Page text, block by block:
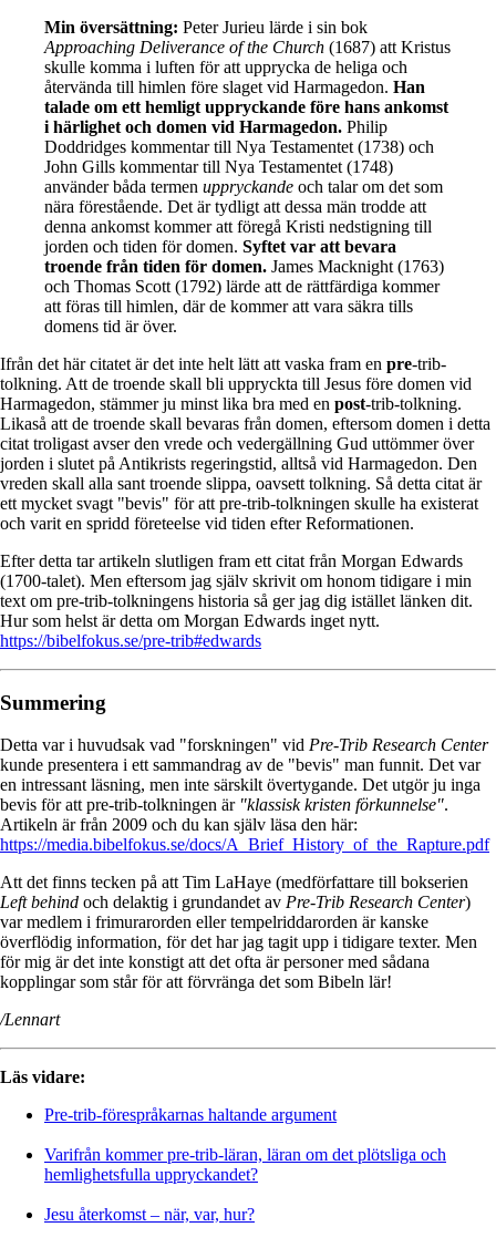
Min översättning: Peter Jurieu lärde i sin bok
Approaching Deliverance of the Church (1687) att Kristus
skulle komma i luften för att upprycka de heliga och
återvända till himlen före slaget vid Harmagedon. Han
talade om ett hemligt uppryckande före hans ankomst
i härlighet och domen vid Harmagedon. Philip
Doddridges kommentar till Nya Testamentet (1738) och
John Gills kommentar till Nya Testamentet (1748)
använder båda termen uppryckande och talar om det som
nära förestående. Det är tydligt att dessa män trodde att
denna ankomst kommer att föregå Kristi nedstigning till
jorden och tiden för domen. Syftet var att bevara
troende från tiden för domen. James Macknight (1763)
och Thomas Scott (1792) lärde att de rättfärdiga kommer
att föras till himlen, där de kommer att vara säkra tills
domens tid är över.
Ifrån det här citatet är det inte helt lätt att vaska fram en pre-trib-
tolkning. Att de troende skall bli uppryckta till Jesus före domen vid
Harmagedon, stämmer ju minst lika bra med en post-trib-tolkning.
Likaså att de troende skall bevaras från domen, eftersom domen i detta
citat troligast avser den vrede och vedergällning Gud uttömmer över
jorden i slutet på Antikrists regeringstid, alltså vid Harmagedon. Den
vreden skall alla sant troende slippa, oavsett tolkning. Så detta citat är
ett mycket svagt "bevis" för att pre-trib-tolkningen skulle ha existerat
och varit en spridd företeelse vid tiden efter Reformationen.
Efter detta tar artikeln slutligen fram ett citat från Morgan Edwards
(1700-talet). Men eftersom jag själv skrivit om honom tidigare i min
text om pre-trib-tolkningens historia så ger jag dig istället länken dit.
Hur som helst är detta om Morgan Edwards inget nytt.
https://bibelfokus.se/pre-trib#edwards
Summering
Detta var i huvudsak vad "forskningen" vid Pre-Trib Research Center
kunde presentera i ett sammandrag av de "bevis" man funnit. Det var
en intressant läsning, men inte särskilt övertygande. Det utgör ju inga
bevis för att pre-trib-tolkningen är "klassisk kristen förkunnelse".
Artikeln är från 2009 och du kan själv läsa den här:
https://media.bibelfokus.se/docs/A_Brief_History_of_the_Rapture.pdf
Att det finns tecken på att Tim LaHaye (medförfattare till bokserien
Left behind och delaktig i grundandet av Pre-Trib Research Center)
var medlem i frimurarorden eller tempelriddarorden är kanske
överflödig information, för det har jag tagit upp i tidigare texter. Men
för mig är det inte konstigt att det ofta är personer med sådana
kopplingar som står för att förvränga det som Bibeln lär!
/Lennart
Läs vidare:
Pre-trib-förespråkarnas haltande argument
Varifrån kommer pre-trib-läran, läran om det plötsliga och
hemlighetsfulla uppryckandet?
Jesu återkomst – när, var, hur?